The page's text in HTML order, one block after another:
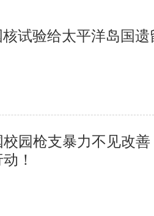
试验给太平洋岛国遗
校园枪支暴力不见改
！